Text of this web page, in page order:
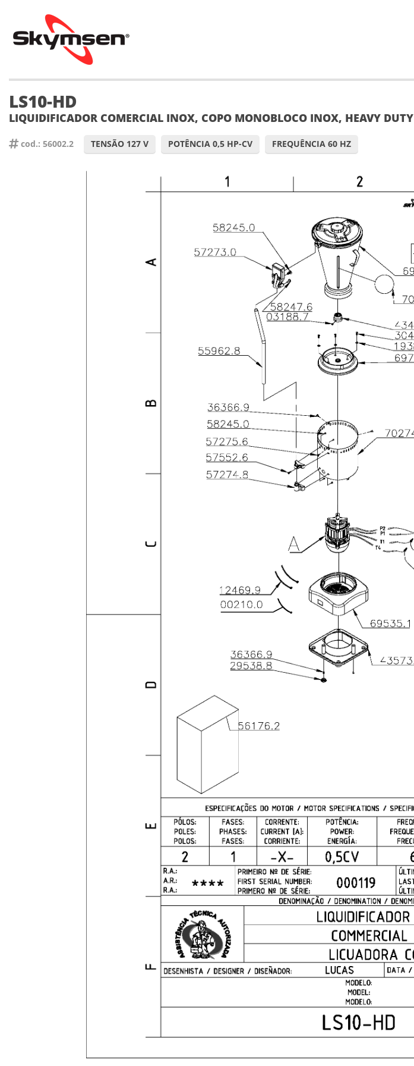
LS10-HD
LIQUIDIFICADOR COMERCIAL INOX, COPO MONOBLOCO INOX, HEAVY DUTY
cod.: 56002.2 TENSÃO 127 V POTÊNCIA 0,5 HP-CV FREQUÊNCIA 60 HZ